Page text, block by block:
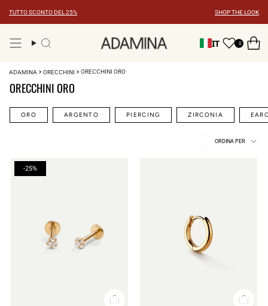
contenuto
TUTTO SCONTO DEL 25% SHOP THE LOOK
Ricerca IT 0
ADAMINA ORECCHINI ORECCHINI ORO
ORECCHINI ORO
ORO ARGENTO PIERCING ZIRCONIA
Ordina
ORDINA PER
-25%